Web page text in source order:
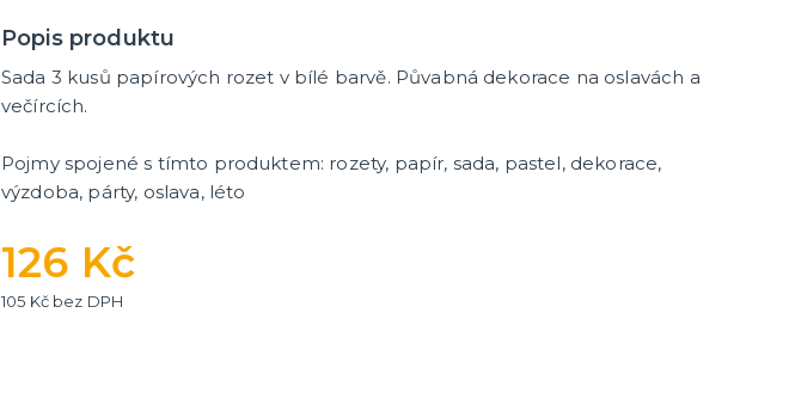
Popis produktu
Sada 3 kusů papírových rozet v bílé barvě. Půvabná dekorace na oslavách a
večírcích.
Pojmy spojené s tímto produktem: rozety, papír, sada, pastel, dekorace,
výzdoba, párty, oslava, léto
126 Kč
105 Kč bez DPH